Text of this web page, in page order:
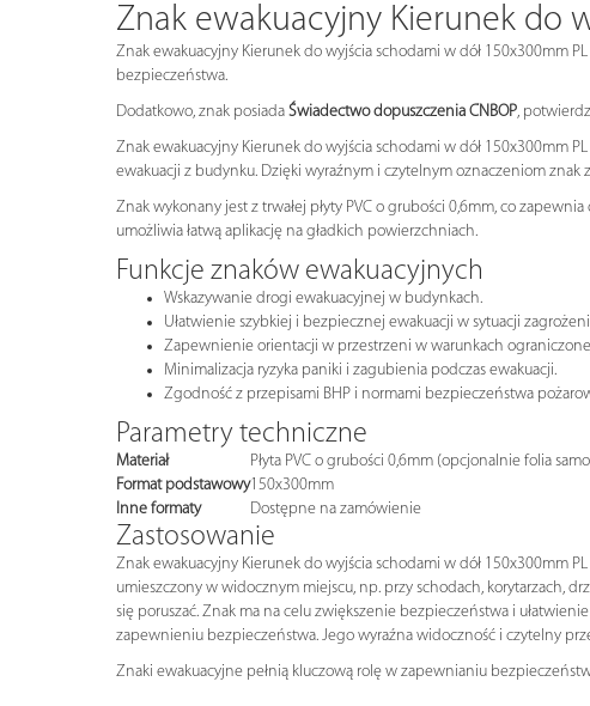
Znak ewakuacyjny Kierunek do
Znak ewakuacyjny Kierunek do wyjścia schodami w dół 150x300mm PL
bezpieczeństwa.
Dodatkowo, znak posiada Świadectwo dopuszczenia CNBOP,
Znak ewakuacyjny Kierunek do wyjścia schodami w dół 150x300mm
ewakuacji z budynku. Dzięki wyraźnym i czytelnym oznaczeniom
Znak wykonany jest z trwałej płyty PVC o grubości 0,6mm, co
umożliwia łatwą aplikację na gładkich powierzchniach.
Funkcje znaków ewakuacyjnych
Wskazywanie drogi ewakuacyjnej w budynkach.
Ułatwienie szybkiej i bezpiecznej ewakuacji w sytuacji
Zapewnienie orientacji w przestrzeni w warunkach
Minimalizacja ryzyka paniki i zagubienia podczas ewakuacji.
Zgodność z przepisami BHP i normami bezpieczeństwa
Parametry techniczne
Materiał
Płyta PVC o grubości 0,6mm (opcjonalnie folia
Format podstawowy150x300mm
Inne formaty
Dostępne na zamówienie
Zastosowanie
Znak ewakuacyjny Kierunek do wyjścia schodami w dół 150x300mm
umieszczony w widocznym miejscu, np. przy schodach, korytarzach,
się poruszać. Znak ma na celu zwiększenie bezpieczeństwa i
zapewnieniu bezpieczeństwa. Jego wyraźna widoczność i czytelny
Znaki ewakuacyjne pełnią kluczową rolę w zapewnianiu